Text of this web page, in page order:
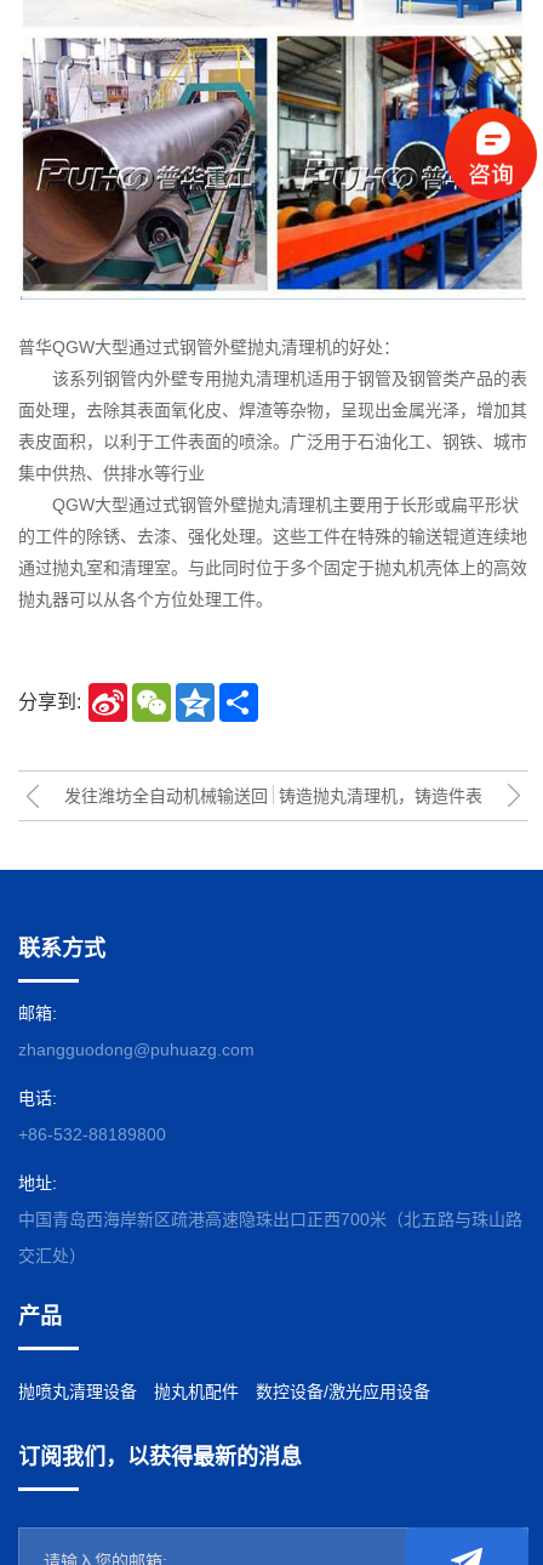
普华QGW大型通过式钢管外壁抛丸清理机的好处：
该系列钢管内外壁专用抛丸清理机适用于钢管及钢管类产品的表
面处理，去除其表面氧化皮、焊渣等杂物，呈现出金属光泽，增加其
表皮面积，以利于工件表面的喷涂。广泛用于石油化工、钢铁、城市
集中供热、供排水等行业
QGW大型通过式钢管外壁抛丸清理机主要用于长形或扁平形状
的工件的除锈、去漆、强化处理。这些工件在特殊的输送辊道连续地
通过抛丸室和清理室。与此同时位于多个固定于抛丸机壳体上的高效
抛丸器可以从各个方位处理工件。
分享到:
Sina
Weibo
WeChatQzone
发往潍坊全自动机械输送回 铸造抛丸清理机，铸造件表
联系方式
邮箱:
zhangguodong@puhuazg.com
电话:
+86-532-88189800
地址:
中国青岛西海岸新区疏港高速隐珠出口正西700米（北五路与珠山路
交汇处）
产品
抛喷丸清理设备 抛丸机配件 数控设备/激光应用设备
订阅我们，以获得最新的消息